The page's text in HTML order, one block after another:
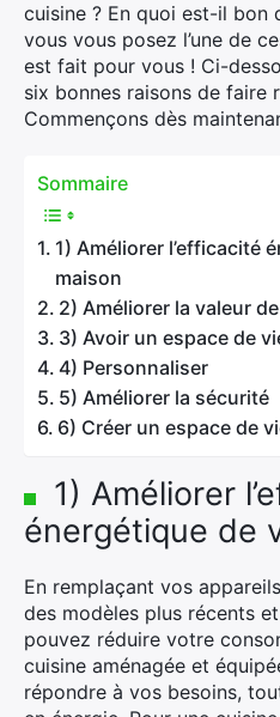
cuisine ? En quoi est-il bon
vous vous posez l’une de
est fait pour vous ! Ci-
six bonnes raisons de faire
Commençons dès
Sommaire
1) Améliorer l’efficacité
maison
2) Améliorer la valeur
3) Avoir un espace de
4) Personnaliser
5) Améliorer la sécurité
6) Créer un espace de
1) Améliorer
énergétique de
En remplaçant vos
des modèles plus récents
pouvez réduire votre
cuisine aménagée et
répondre à vos besoins,